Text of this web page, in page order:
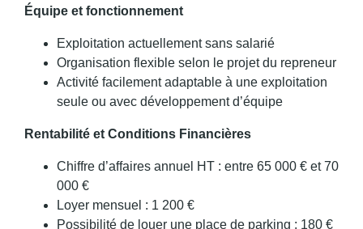
Équipe et fonctionnement
Exploitation actuellement sans salarié
Organisation flexible selon le projet du repreneur
Activité facilement adaptable à une exploitation
seule ou avec développement d’équipe
Rentabilité et Conditions Financières
Chiffre d’affaires annuel HT : entre 65 000 € et 70
000 €
Loyer mensuel : 1 200 €
Possibilité de louer une place de parking : 180 €